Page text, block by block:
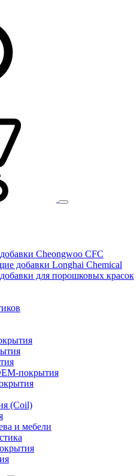
Cheongwoo СFC
добавки Longhai Chemical
для порошковых красок
покрытия
(Coil)
и мебели